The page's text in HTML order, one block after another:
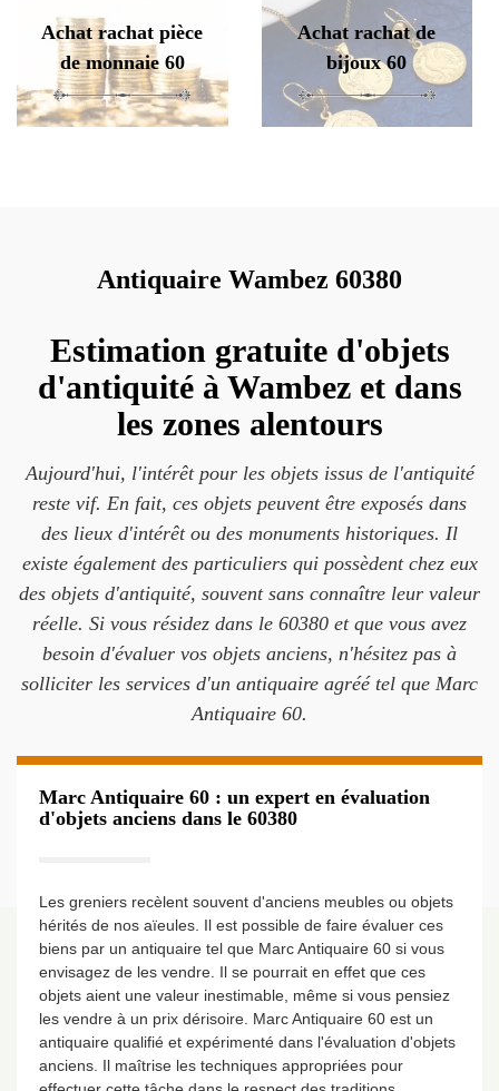
Achat rachat pièce
de monnaie 60
Achat rachat de
bijoux 60
Antiquaire Wambez 60380
Estimation gratuite d'objets
d'antiquité à Wambez et dans
les zones alentours
Aujourd'hui, l'intérêt pour les objets issus de l'antiquité
reste vif. En fait, ces objets peuvent être exposés dans
des lieux d'intérêt ou des monuments historiques. Il
existe également des particuliers qui possèdent chez eux
des objets d'antiquité, souvent sans connaître leur valeur
réelle. Si vous résidez dans le 60380 et que vous avez
besoin d'évaluer vos objets anciens, n'hésitez pas à
solliciter les services d'un antiquaire agréé tel que Marc
Antiquaire 60.
Marc Antiquaire 60 : un expert en évaluation
d'objets anciens dans le 60380
Les greniers recèlent souvent d'anciens meubles ou objets
hérités de nos aïeules. Il est possible de faire évaluer ces
biens par un antiquaire tel que Marc Antiquaire 60 si vous
envisagez de les vendre. Il se pourrait en effet que ces
objets aient une valeur inestimable, même si vous pensiez
les vendre à un prix dérisoire. Marc Antiquaire 60 est un
antiquaire qualifié et expérimenté dans l'évaluation d'objets
anciens. Il maîtrise les techniques appropriées pour